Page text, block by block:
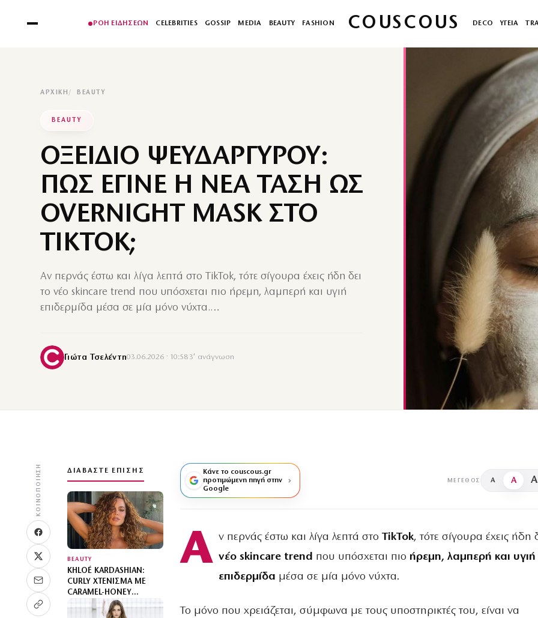
ΡΟΗ ΕΙΔΗΣΕΩΝ CELEBRITIES GOSSIP MEDIA BEAUTY FASHION COUSCOUS DECO ΥΓΕΙΑ
ΑΡΧΙΚΉ BEAUTY
BEAUTY
ΟΞΕΙΔΙΟ ΨΕΥΔΑΡΓΥΡΟΥ:
ΠΩΣ ΕΓΙΝΕ Η ΝΕΑ ΤΑΣΗ ΩΣ
OVERNIGHT MASK ΣΤΟ
TIKTOK;
Αν περνάς έστω και λίγα λεπτά στο TikTok, τότε σίγουρα έχεις ήδη δει
το νέο skincare trend που υπόσχεται πιο ήρεμη, λαμπερή και υγιή
επιδερμίδα μέσα σε μία μόνο νύχτα.…
Γιώτα Τσελέντη03.06.2026 · 10:58·3′ ανάγνωση
ΚΟΙΝΟΠΟΊΗΣΗ ΔΙΑΒΆΣΤΕ ΕΠΊΣΗΣ
BEAUTY
KHLOÉ KARDASHIAN:
CURLY ΧΤΈΝΙΣΜΑ ΜΕ
CARAMEL-HONEY
ΑΝΤΑΎΓΕΙΕΣ
Κάνε το couscous.gr
προτιμώμενη πηγή στην
Google
ΜΈΓΕΘΟΣ A A A
Α ν περνάς έστω και λίγα λεπτά στο TikTok, τότε σίγουρα έχεις ήδη
νέο skincare trend που υπόσχεται πιο ήρεμη, λαμπερή και υγιή
επιδερμίδα μέσα σε μία μόνο νύχτα.
Το μόνο που χρειάζεται, σύμφωνα με τους υποστηρικτές του, είναι να